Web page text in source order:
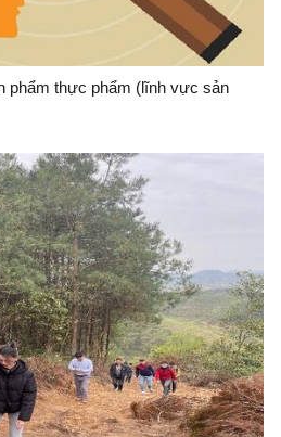
phẩm thực phẩm (lĩnh vực sản